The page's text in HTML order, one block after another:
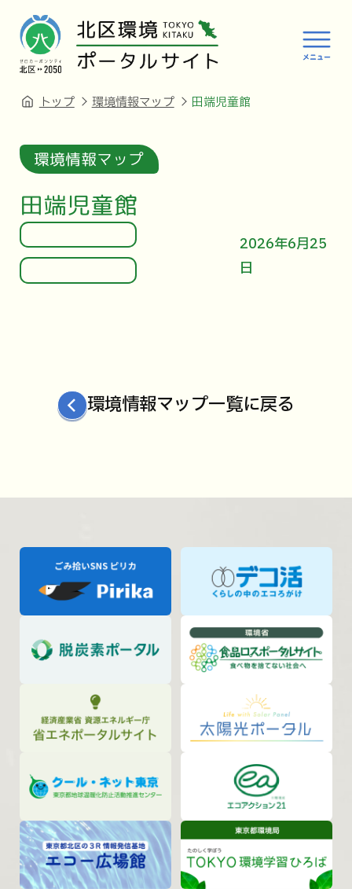
トップ 環境情報マップ 田端児童館
環境情報マップ
田端児童館
2026年6月25
日
環境情報マップ一覧に戻る